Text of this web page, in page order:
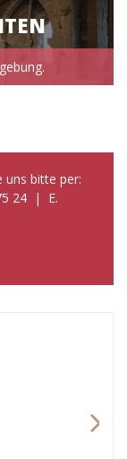
uns bitte per:
24 | E.